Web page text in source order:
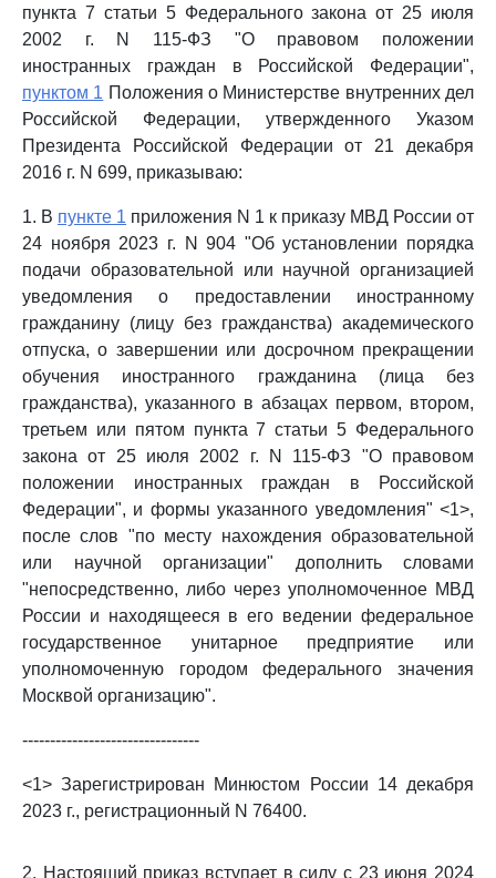
пункта 7 статьи 5 Федерального закона от 25 июля
2002 г. N 115-ФЗ "О правовом положении
иностранных граждан в Российской Федерации",
пунктом 1 Положения о Министерстве внутренних дел
Российской Федерации, утвержденного Указом
Президента Российской Федерации от 21 декабря
2016 г. N 699, приказываю:
1. В пункте 1 приложения N 1 к приказу МВД России от
24 ноября 2023 г. N 904 "Об установлении порядка
подачи образовательной или научной организацией
уведомления о предоставлении иностранному
гражданину (лицу без гражданства) академического
отпуска, о завершении или досрочном прекращении
обучения иностранного гражданина (лица без
гражданства), указанного в абзацах первом, втором,
третьем или пятом пункта 7 статьи 5 Федерального
закона от 25 июля 2002 г. N 115-ФЗ "О правовом
положении иностранных граждан в Российской
Федерации", и формы указанного уведомления" <1>,
после слов "по месту нахождения образовательной
или научной организации" дополнить словами
"непосредственно, либо через уполномоченное МВД
России и находящееся в его ведении федеральное
государственное унитарное предприятие или
уполномоченную городом федерального значения
Москвой организацию".
--------------------------------
<1> Зарегистрирован Минюстом России 14 декабря
2023 г., регистрационный N 76400.
2. Настоящий приказ вступает в силу с 23 июня 2024